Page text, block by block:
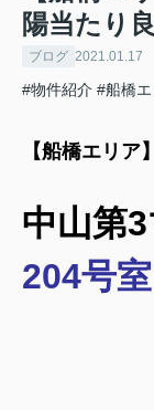
陽当たり
ブログ 2021.01.17
#物件紹介 #船橋
【船橋エリア】
中山第
204号室